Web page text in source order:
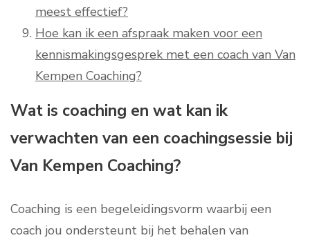
meest effectief?
Hoe kan ik een afspraak maken voor een
kennismakingsgesprek met een coach van Van
Kempen Coaching?
Wat is coaching en wat kan ik
verwachten van een coachingsessie bij
Van Kempen Coaching?
Coaching is een begeleidingsvorm waarbij een
coach jou ondersteunt bij het behalen van